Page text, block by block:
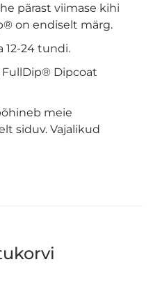
pärast viimase kihi
on endiselt märg.
12-24 tundi.
FullDip® Dipcoat
meie
siduv. Vajalikud